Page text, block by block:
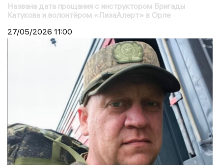
Названа дата прощания с инструктором Бригады
Катукова и волонтёром «ЛизаАлерт» в Орле
27/05/2026 11:00